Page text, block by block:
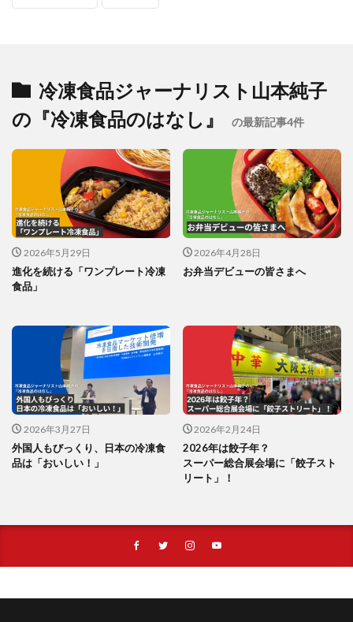
冷凍食品ジャーナリスト山本純子
の『冷凍食品のはなし』
の最新記事4件
2026年5月29日
進化を続ける「ワンプレート冷凍
食品」
2026年4月28日
お弁当デビューの皆さまへ
2026年3月27日
外国人もびっくり、日本の冷凍食
品は「おいしい！」
2026年2月24日
2026年は餃子年？
スーパー総合展会場に「餃子スト
リート」！